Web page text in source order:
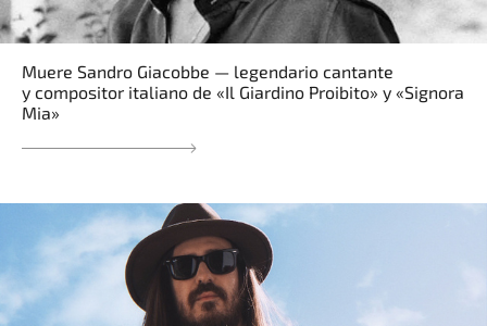
Muere Sandro Giacobbe — legendario cantante
y compositor italiano de «Il Giardino Proibito» y «Signora
Mia»